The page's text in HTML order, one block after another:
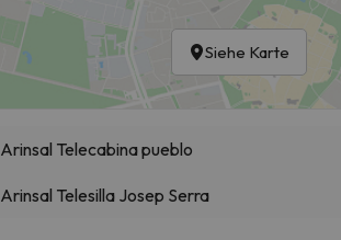
Siehe Karte
Arinsal Telecabina pueblo
Arinsal Telesilla Josep Serra